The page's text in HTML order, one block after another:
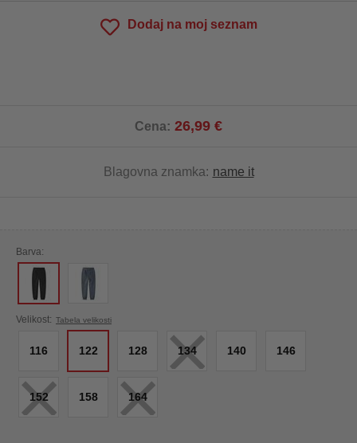
Dodaj na moj seznam
Cena: 26,99 €
Blagovna znamka: name it
Barva:
Velikost: Tabela velikosti
116 122 128 134
× 140 146
152
× 158 164
×